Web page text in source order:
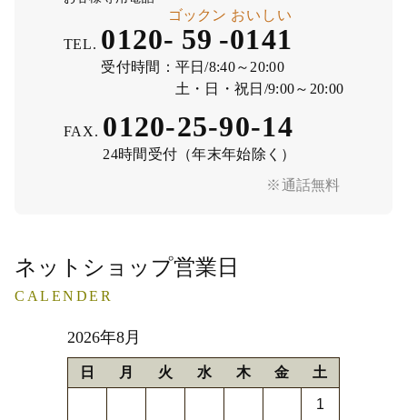
※通話無料
TEL. 0120- 59
ゴックン
-0141
おいしい
受付時間： 平日/8:40～20:00
土・日・祝日/9:00～20:00
FAX. 0120-25-90-14
24時間受付（年末年始除く）
ネットショップ営業日
CALENDER
2026年8月
日 月 火 水 木 金 土
1